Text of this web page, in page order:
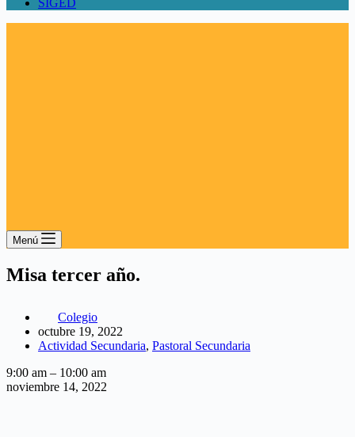
SIGED
Menú
Misa tercer año.
Colegio
octubre 19, 2022
Actividad Secundaria, Pastoral Secundaria
Misa
tercer
9:00 am – 10:00 am
noviembre 14, 2022